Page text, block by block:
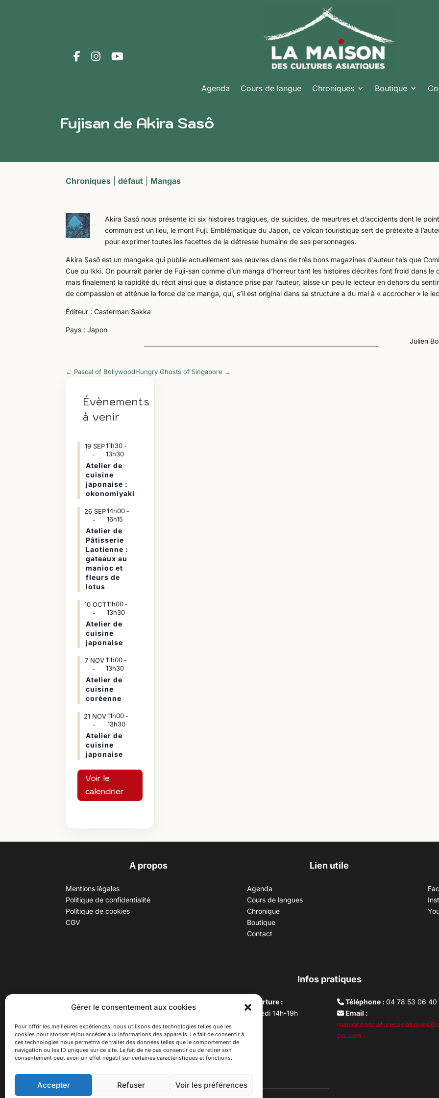
Gérer le consentement aux cookies
Pour offrir les meilleures expériences, nous utilisons des technologies telles que les
cookies pour stocker et/ou accéder aux informations des appareils. Le fait de consentir à
ces technologies nous permettra de traiter des données telles que le comportement de
navigation ou les ID uniques sur ce site. Le fait de ne pas consentir ou de retirer son
consentement peut avoir un effet négatif sur certaines caractéristiques et fonctions.
Accepter Refuser Voir les préférences
Agenda Cours de langue Chroniques Boutique
Fujisan de Akira Sasô
Chroniques |défaut Mangas
Akira Sasô nous présente ici six histoires tragiques, de suicides, de meurtres et d’accidents dont le point
commun est un lieu, le mont Fuji. Emblématique du Japon, ce volcan touristique sert de prétexte à
pour exprimer toutes les facettes de la détresse humaine de ses personnages.
Akira Sasô est un mangaka qui publie actuellement ses œuvres dans de très bons magazines d’auteur tels que
Cue ou Ikki. On pourrait parler de Fuji-san comme d’un manga d’horreur tant les histoires décrites font froid dans le
mais finalement la rapidité du récit ainsi que la distance prise par l’auteur, laisse un peu le lecteur en dehors du
de compassion et atténue la force de ce manga, qui, s’il est original dans sa structure a du mal à « accrocher » le
Éditeur : Casterman Sakka
Pays : Japon
Julien
← Pascal of BollywoodHungry Ghosts of Singapore →
Évènements
à venir
19 SEP11h30 -
13h30
Atelier de
cuisine
japonaise :
okonomiyaki
26 SEP14h00-
16h15
Atelier de
Pâtisserie
Laotienne :
gateaux au
manioc et
fleurs de
lotus
10 OCT11h00 -
13h30
Atelier de
cuisine
japonaise
7 NOV11h00-
13h30
Atelier de
cuisine
coréenne
21 NOV11h00-
13h30
Atelier de
cuisine
japonaise
Voir le
calendrier
A propos
Mentions légales
Politique de confidentialité
Politique de cookies
CGV
Lien utile
Agenda
Cours de langues
Chronique
Boutique
Contact
Infos pratiques
(adresse postale : 62 rue St
Maximin, 69003 Lyon)
à 100 mètres du métro D Monplaisir
Lumière, T3 Dauphiné Lacassagne,
bus C16 Dr Rebatel
Horaires d’ouverture :
Du mardi au vendredi 14h-19h
Samedi 10h –17h
Fermeture lundi
Téléphone :04 78 53 06 40
Email :
po.com